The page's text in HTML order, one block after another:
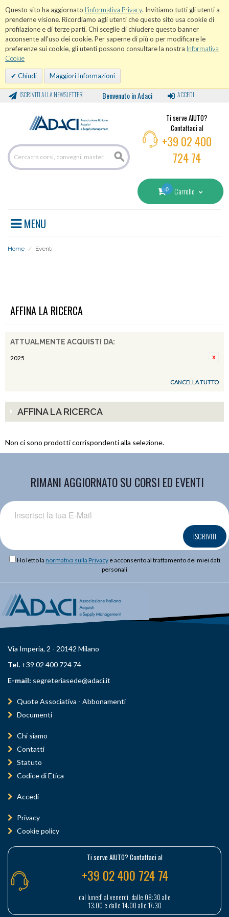
Questo sito ha aggiornato l'informativa Privacy. Invitiamo tutti gli utenti a
prenderne visione. Ricordiamo agli utenti che questo sito usa cookie di
profilazione e di terze parti. Chi sceglie di chiudere questo banner
acconsente all'uso dei cookie. Per saperne di più o per modificare le
preferenze sui cookie, gli utenti possono consultare la nostra Informativa
Cookie
Chiudi Maggiori Informazioni
ISCRIVITI ALLA NEWSLETTER Benvenuto in Adaci ACCEDI
Ti serve AIUTO?
Contattaci al
+39 02 400
724 74
0 Carrello
MENU
Home / Eventi
AFFINA LA RICERCA
ATTUALMENTE ACQUISTI DA:
2025
CANCELLA TUTTO
AFFINA LA RICERCA
Non ci sono prodotti corrispondenti alla selezione.
RIMANI AGGIORNATO SU CORSI ED EVENTI
ISCRIVITI
Ho letto la normativa sulla Privacye acconsento al trattamento dei miei dati
personali
Via Imperia, 2 - 20142 Milano
Tel. +39 02 400 724 74
E-mail: segreteriasede@adaci.it
Quote Associativa - Abbonamenti
Documenti
Chi siamo
Contatti
Statuto
Codice di Etica
Accedi
Privacy
Cookie policy
Ti serve AIUTO? Contattaci al
+39 02 400 724 74
dal lunedì al venerdì, dalle 08:30 alle
13:00 e dalle 14:00 alle 17:30